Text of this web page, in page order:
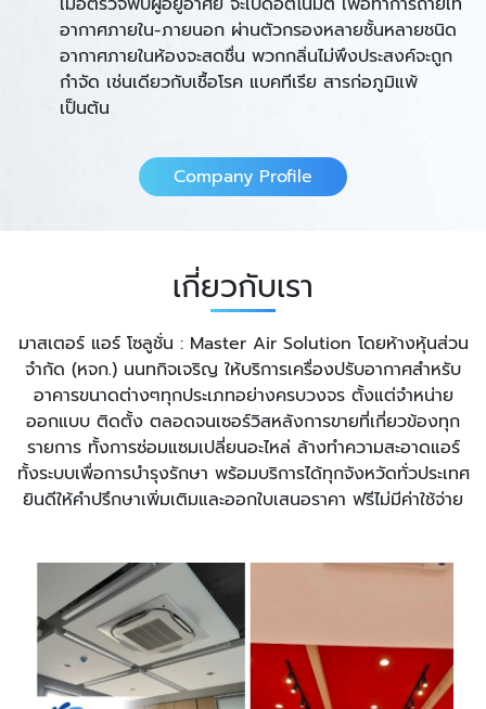
อากาศภายใน-ภายนอก ผ่านตัวกรองหลายชั้นหลายชนิด
อากาศภายในห้องจะสดชื่น พวกกลิ่นไม่พึงประสงค์จะถูก
กำจัด เช่นเดียวกับเชื้อโรค แบคทีเรีย สารก่อภูมิแพ้
เป็นต้น
Company Profile
เกี่ยวกับเรา
มาสเตอร์ แอร์ โซลูชั่น : Master Air Solution โดยห้างหุ้นส่วน
จำกัด (หจก.) นนทกิจเจริญ ให้บริการเครื่องปรับอากาศสำหรับ
อาคารขนาดต่างๆทุกประเภทอย่างครบวงจร ตั้งแต่จำหน่าย
ออกแบบ ติดตั้ง ตลอดจนเซอร์วิสหลังการขายที่เกี่ยวข้องทุก
รายการ ทั้งการซ่อมแซมเปลี่ยนอะไหล่ ล้างทำความสะอาดแอร์
ทั้งระบบเพื่อการบำรุงรักษา พร้อมบริการได้ทุกจังหวัดทั่วประเทศ
ยินดีให้คำปรึกษาเพิ่มเติมและออกใบเสนอราคา ฟรีไม่มีค่าใช้จ่าย